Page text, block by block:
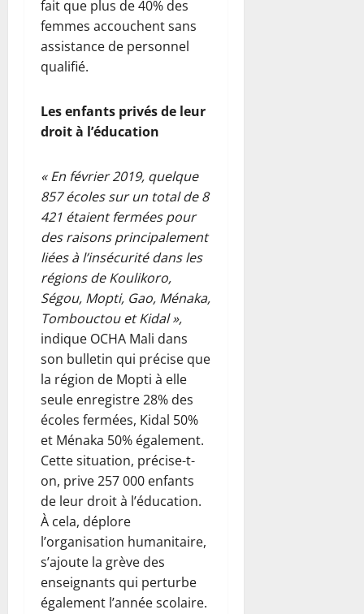
fait que plus de 40% des
femmes accouchent sans
assistance de personnel
qualifié.
Les enfants privés de leur
droit à l’éducation
« En février 2019, quelque
857 écoles sur un total de 8
421 étaient fermées pour
des raisons principalement
liées à l’insécurité dans les
régions de Koulikoro,
Ségou, Mopti, Gao, Ménaka,
Tombouctou et Kidal »,
indique OCHA Mali dans
son bulletin qui précise que
la région de Mopti à elle
seule enregistre 28% des
écoles fermées, Kidal 50%
et Ménaka 50% également.
Cette situation, précise-t-
on, prive 257 000 enfants
de leur droit à l’éducation.
À cela, déplore
l’organisation humanitaire,
s’ajoute la grève des
enseignants qui perturbe
également l’année scolaire.